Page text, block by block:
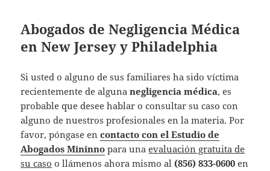
Abogados de Negligencia Médica
en New Jersey y Philadelphia
Si usted o alguno de sus familiares ha sido víctima
recientemente de algunanegligencia médica, es
probable que desee hablar o consultar su caso con
alguno de nuestros profesionales en la materia. Por
favor, póngase encontacto con el Estudio de
Abogados Mininno para unaevaluación gratuita de
su caso o llámenos ahora mismo al (856) 833-0600 en